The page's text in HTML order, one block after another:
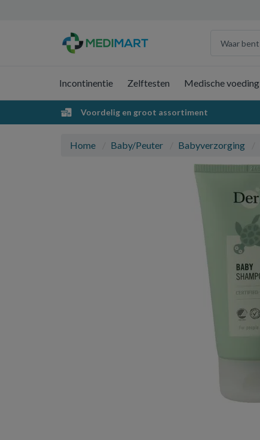
Incontinentie Zelftesten Medische voeding
Voordelig en groot assortiment
Home Baby/Peuter Babyverzorging